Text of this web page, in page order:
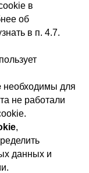
в
об
в п. 4.7.
необходимы для
не работали
,
данных и